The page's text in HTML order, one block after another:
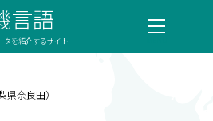
言語
タを紹介するサイト
奈良田）